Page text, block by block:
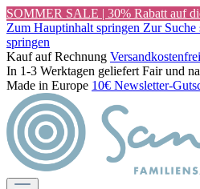
SOMMER SALE | 30% Rabatt auf
Zum Hauptinhalt springen Zur Suche
springen
Kauf auf Rechnung
In 1-3 Werktagen geliefert Fair und
Made in Europe 10€ Newsletter-